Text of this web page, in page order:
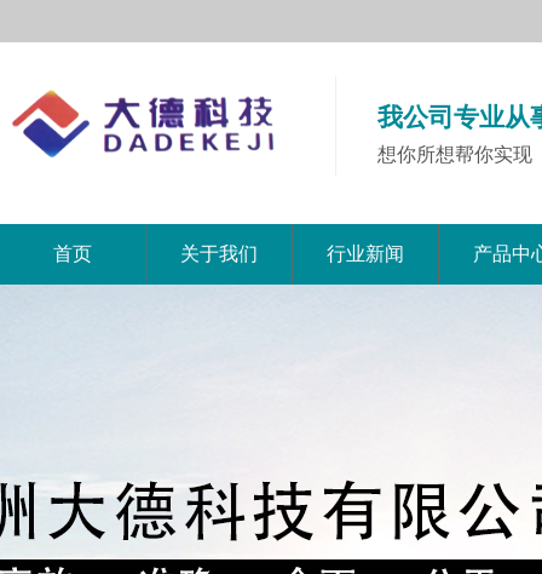
我公司专业从
想你所想帮你实现
首页 关于我们 行业新闻 产品中